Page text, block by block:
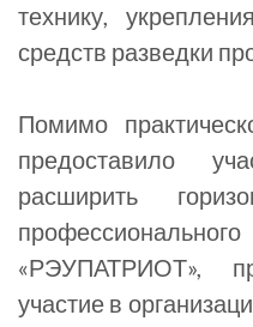
технику,
средств разведки
Помимо
предоставило
расширить
«РЭУПАТРИОТ»,
участие в